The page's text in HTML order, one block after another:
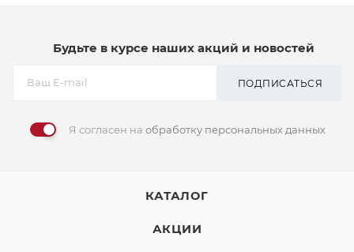
Будьте в курсе наших акций и новостей
ПОДПИСАТЬСЯ
Я согласен на обработку персональных данных
КАТАЛОГ
АКЦИИ